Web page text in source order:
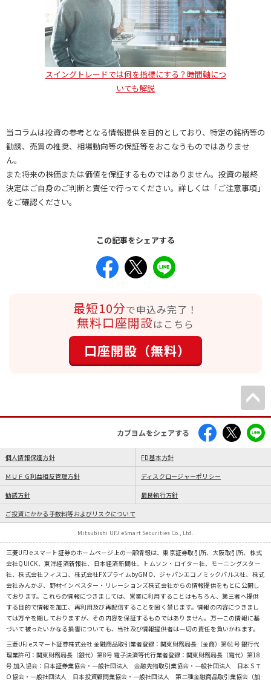
スイングトレードでは何を指標にする？時間軸につ
いても解説
当コラムは投資の参考となる情報提供を目的としており、特定の銘柄等の
勧誘、売買の推奨、相場動向等の保証等をおこなうものではありませ
ん。
また将来の株価または価値を保証するものではありません。投資の最終
決定はご自身のご判断と責任で行ってください。詳しくは「ご注意事項」
をご確認ください。
この記事をシェアする
最短10分で申込み完了！
無料口座開設はこちら
口座開設（無料）
カブヨムをシェアする
個人情報保護方針 FD基本方針
ＭＵＦＧ利益相反管理方針 ディスクロージャーポリシー
勧誘方針 最良執行方針
ご投資にかかる手数料等およびリスクについて
Mitsubishi UFJ eSmart Securities Co., Ltd.
三菱UFJ eスマート証券のホームページ上の一部情報は、東京証券取引所、大阪取引所、株式
会社QUICK、東洋経済新報社、日本経済新聞社、トムソン・ロイター社、モーニングスター
社、株式会社フィスコ、株式会社FXプライムbyGMO、ジャパンエコノミックパルス社、株式
会社みんかぶ、野村インベスター・リレーションズ株式会社からの情報提供をもとに公開し
ております。これらの情報につきましては、営業に利用することはもちろん、第三者へ提供
する目的で情報を加工、再利用及び再配信することを固く禁じます。情報の内容につきまし
ては万全を期しておりますが、その内容を保証するものではありません。万一この情報に基
づいて被ったいかなる損害についても、当社及び情報提供者は一切の責任を負いかねます。
三菱UFJ eスマート証券株式会社 金融商品取引業者登録：関東財務局長（金商）第61号 銀行代
理業許可：関東財務局長（銀代）第8号 電子決済等代行業者登録：関東財務局長（電代）第18
号 加入協会：日本証券業協会・一般社団法人 金融先物取引業協会・一般社団法人 日本ＳＴ
Ｏ協会・一般社団法人 日本投資顧問業協会・一般社団法人 第二種金融商品取引業協会（加